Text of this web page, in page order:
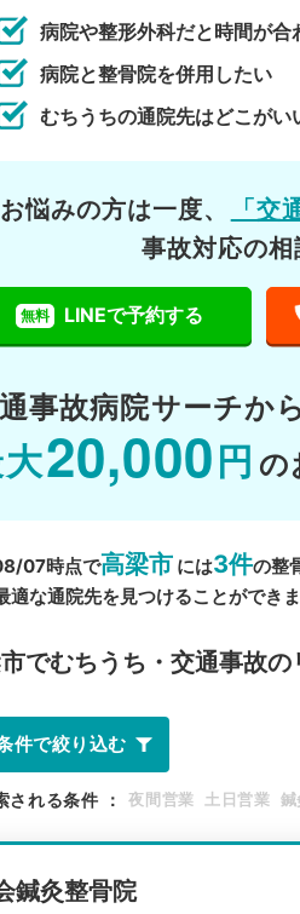
病院や整形外科だと時間が合
病院と整骨院を併用したい
むちうちの通院先はどこがい
悩みの方は一度、 「交
事故対応の相
無料 LINEで予約する
事故病院サーチか
20,000 円 の
07時点で高梁市 には3件の整
適な通院先を見つけることができま
でむちうち・交通事故
件で絞り込む
される条件 ： 夜間営業 土日営業
鍼灸整骨院